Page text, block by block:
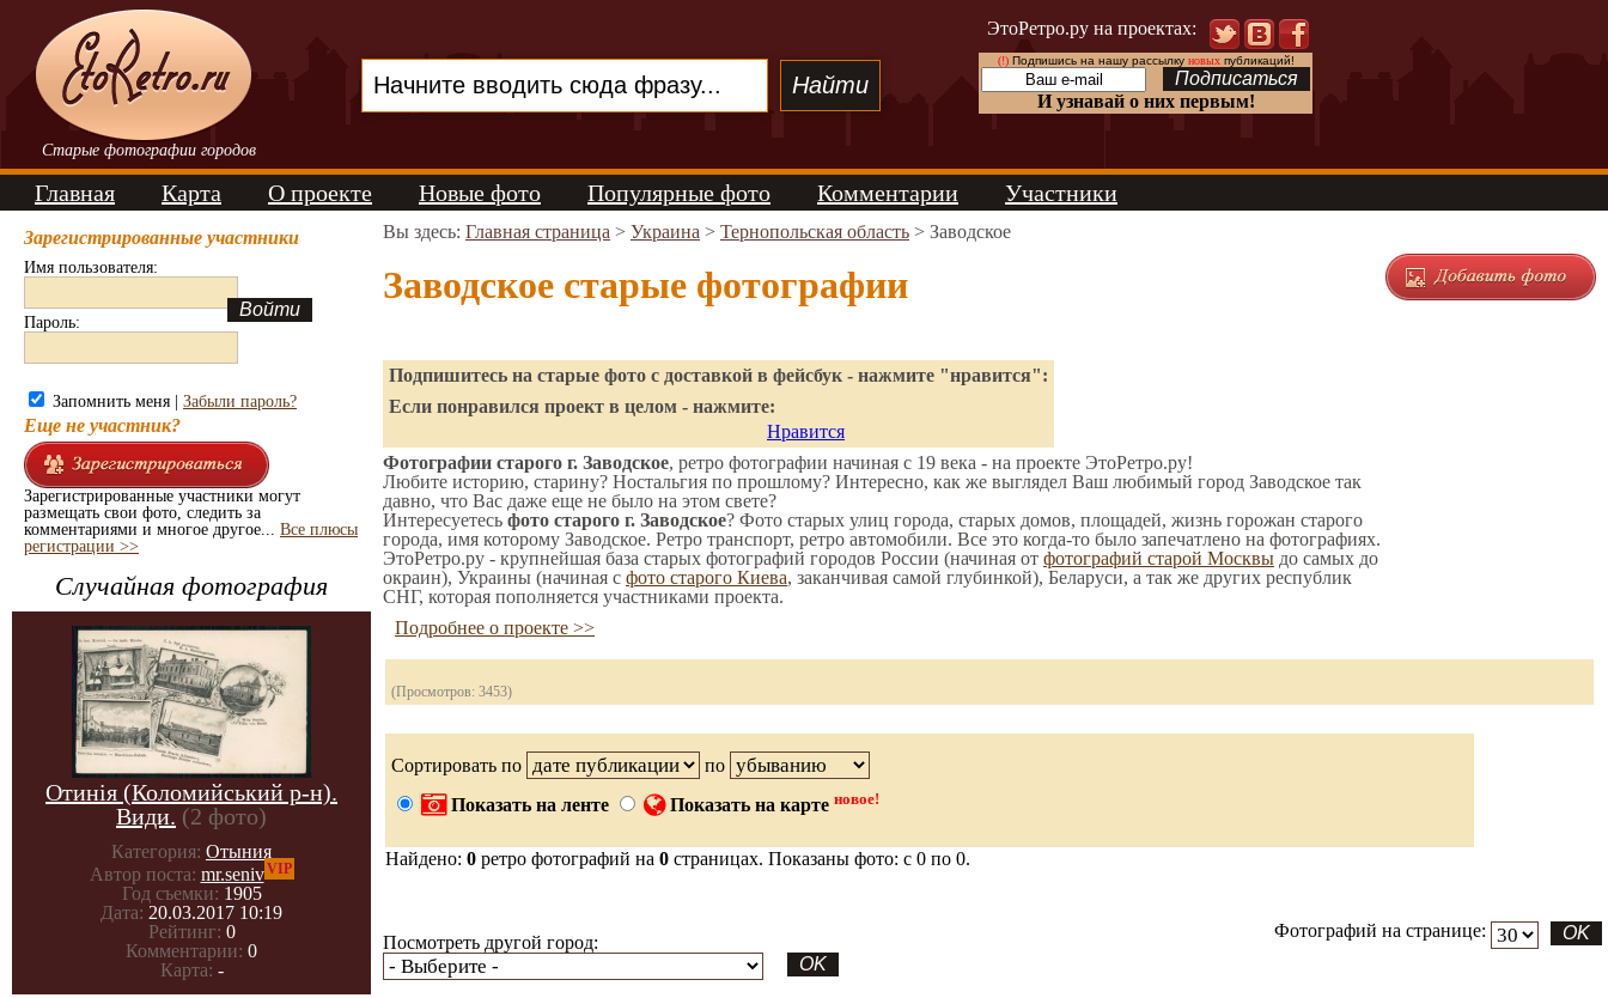
Старые фотографии городов
ЭтоРетро.ру на проектах:
(!)Подпишись на нашу рассылку новыхпубликаций!
И узнавай о них первым!
Главная Карта О проекте Новые фото Популярные фото Комментарии Участники
Зарегистрированные участники
Имя пользователя:
Пароль:
Запомнить меня | Забыли пароль?
Еще не участник?
Зарегистрированные участники могут
размещать свои фото, следить за
комментариями и многое другое... Все плюсы
регистрации >>
Случайная фотография
Отинія (Коломийський р-н).
Види. (2 фото)
Категория: Отыния
Автор поста: mr.senivVIP
Год съемки: 1905
Дата: 20.03.2017 10:19
Рейтинг: 0
Комментарии: 0
Карта: -
Вы здесь: Главная страница > Украина > Тернопольская область > Заводское
Заводское старые фотографии
Подпишитесь на старые фото с доставкой в фейсбук - нажмите "нравится":
Если понравился проект в целом - нажмите:
Нравится
Фотографии старого г. Заводское, ретро фотографии начиная с 19 века - на проекте ЭтоРетро.ру!
Любите историю, старину? Ностальгия по прошлому? Интересно, как же выглядел Ваш любимый город Заводское так
давно, что Вас даже еще не было на этом свете?
Интересуетесь фото старого г. Заводское? Фото старых улиц города, старых домов, площадей, жизнь горожан старого
города, имя которому Заводское. Ретро транспорт, ретро автомобили. Все это когда-то было запечатлено на фотографиях.
ЭтоРетро.ру - крупнейшая база старых фотографий городов России (начиная от фотографий старой Москвы до самых до
окраин), Украины (начиная с фото старого Киева, заканчивая самой глубинкой), Беларуси, а так же других республик
СНГ, которая пополняется участниками проекта.
Подробнее о проекте >>
(Просмотров: 3453)
Сортировать по
по
Показать на ленте
Показать на карте новое!
Найдено: 0 ретро фотографий на 0 страницах. Показаны фото: с 0 по 0.
Посмотреть другой город:
Фотографий на странице: